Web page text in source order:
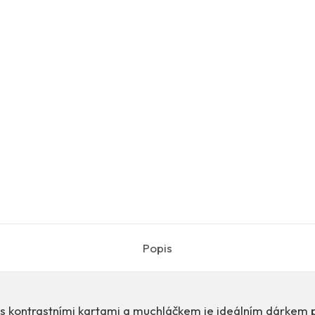
Popis
kontrastními kartami a muchláčkem je ideálním dárkem